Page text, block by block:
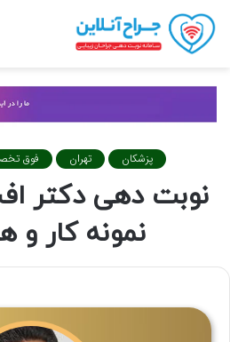
پزشکان تهران فوق
نوبت دهی دکتر
نمونه کار و